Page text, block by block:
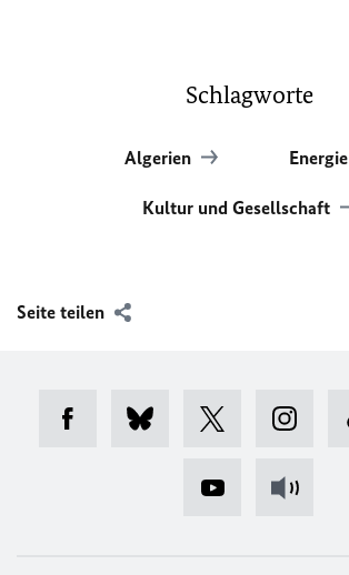
Schlagworte
Algerien Energie
Kultur und Gesellschaft
Seite teilen